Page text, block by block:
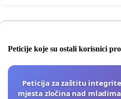
Peticije koje su ostali korisnici
Peticija za zaštitu
mjesta zločina nad